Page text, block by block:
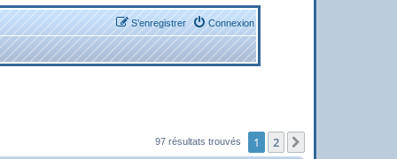
Connexion
S’enregistrer
97 résultats trouvés 1 2